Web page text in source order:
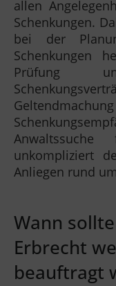
allen
Schenkungen.
bei der
Schenkungen
Prüfung
unkompliziert
Anliegen rund
Wann
Erbrecht
beauftragt